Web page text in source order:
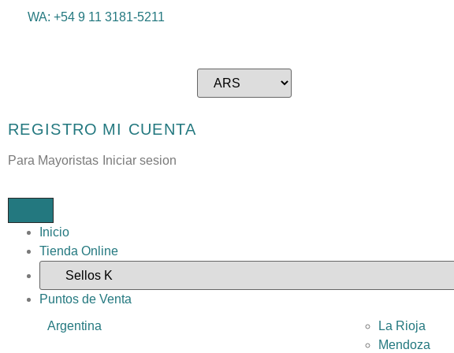
WA: +54 9 11 3181-5211
REGISTRO
Para Mayoristas
MI CUENTA
Iniciar sesion
Inicio
Tienda Online
Puntos de Venta
Argentina
La Rioja
Mendoza